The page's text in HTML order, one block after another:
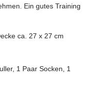
Ein gutes Training
ca. 27 x 27 cm
1 Paar Socken, 1